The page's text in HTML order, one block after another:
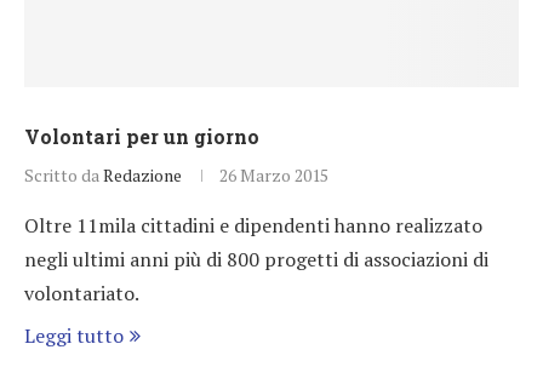
Volontari per un giorno
Scritto da Redazione 26 Marzo 2015
Oltre 11mila cittadini e dipendenti hanno realizzato
negli ultimi anni più di 800 progetti di associazioni di
volontariato.
Leggi tutto